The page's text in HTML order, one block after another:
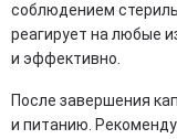
соблюдением
реагирует на любые
и эффективно.
После завершения
и питанию.